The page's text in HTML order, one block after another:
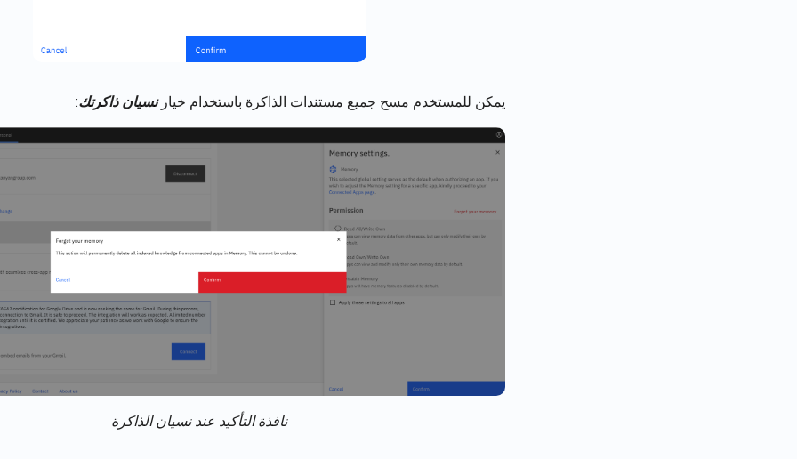
يمكن للمستخدم مسح جميع مستندات الذاكرة باستخدام خيارنسيان ذاكرتك:
نافذة التأكيد عند نسيان الذاكرة